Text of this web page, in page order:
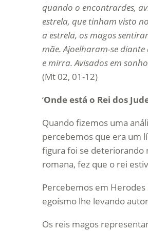
quando o encontrardes,
estrela, que tinham visto
a estrela, os magos
mãe. Ajoelharam-se
e mirra. Avisados em
(Mt 02, 01-12)
‘Onde está o Rei dos
Quando fizemos uma
percebemos que era um
figura foi se deteriorando
romana, fez que o rei
Percebemos em
egoísmo lhe levando
Os reis magos